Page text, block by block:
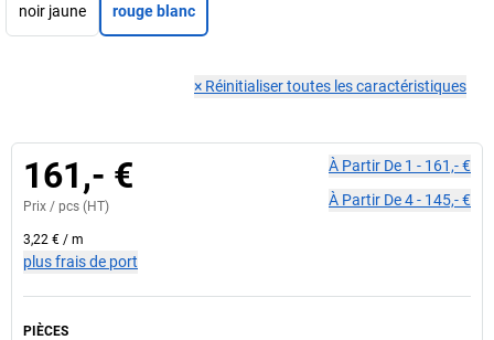
noir jaune rouge blanc
× Réinitialiser toutes les caractéristiques
161,- €
Prix / pcs (HT)
3,22 € / m
plus frais de port
À Partir De 1 - 161,- €
À Partir De4- 145,- €
PIÈCES